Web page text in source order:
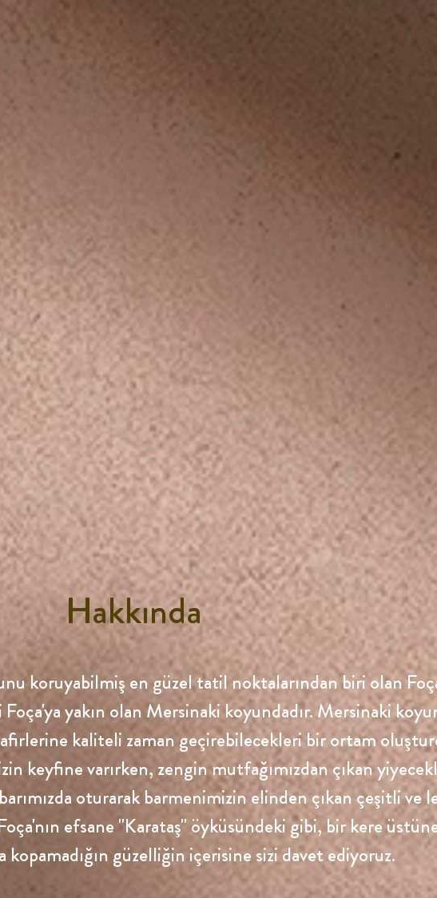
Hakkında
koruyabilmiş en güzel tatil noktalarından biri olan
yakın olan Mersinaki koyundadır. Mersinaki
kaliteli zaman geçirebilecekleri bir ortam
keyfine varırken, zengin mutfağımızdan çıkan
oturarak barmenimizin elinden çıkan çeşitli ve
efsane "Karataş" öyküsündeki gibi, bir kere
kopamadığın güzelliğin içerisine sizi davet ediyoruz.